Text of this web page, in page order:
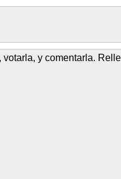
y comentarla.